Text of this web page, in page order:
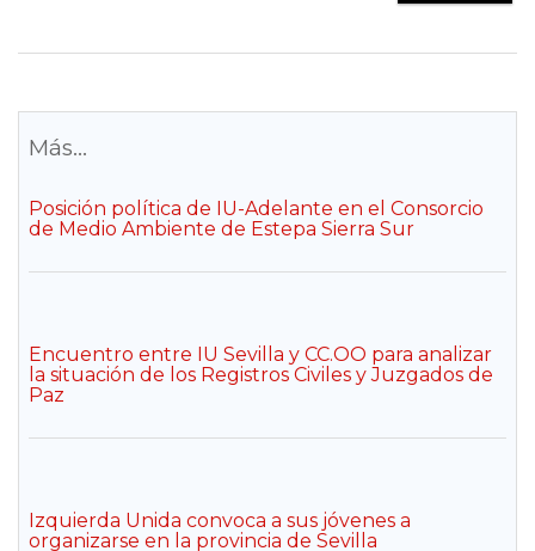
Más...
Posición política de IU-Adelante en el Consorcio
de Medio Ambiente de Estepa Sierra Sur
Encuentro entre IU Sevilla y CC.OO para analizar
la situación de los Registros Civiles y Juzgados de
Paz
Izquierda Unida convoca a sus jóvenes a
organizarse en la provincia de Sevilla